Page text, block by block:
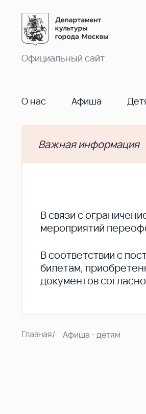
Официальный сайт
О нас Афиша
Важная информация
В cвязи с
мероприятий
В соответствии с
билетам,
документов согласно
Главная/ Афиша - детям